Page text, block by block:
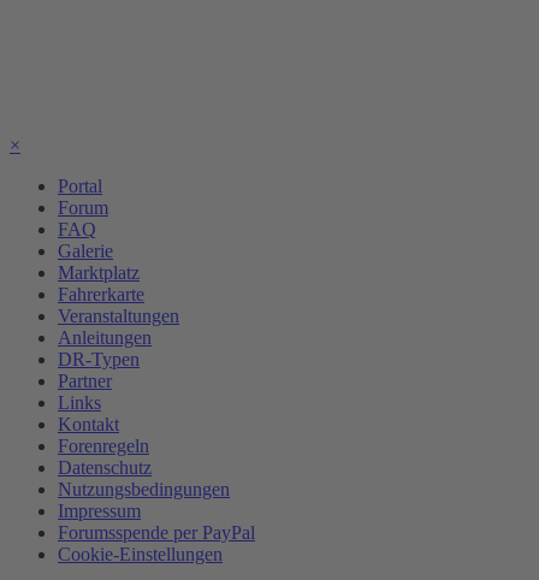
×
Portal
Forum
FAQ
Galerie
Marktplatz
Fahrerkarte
Veranstaltungen
Anleitungen
DR-Typen
Partner
Links
Kontakt
Forenregeln
Datenschutz
Nutzungsbedingungen
Impressum
Forumsspende per PayPal
Cookie-Einstellungen